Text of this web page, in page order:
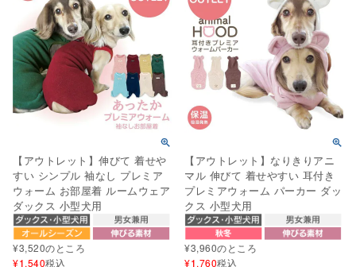
【アウトレット】伸びて 着せや
すい シンプル 袖なし プレミア
ウォーム お部屋着 ルームウェア
ダックス 小型犬用
¥3,520のところ
¥1,540税込
【アウトレット】なりきりアニ
マル 伸びて 着せやすい 耳付き
プレミアウォーム パーカー ダッ
クス 小型犬用
¥3,960のところ
¥1,760税込